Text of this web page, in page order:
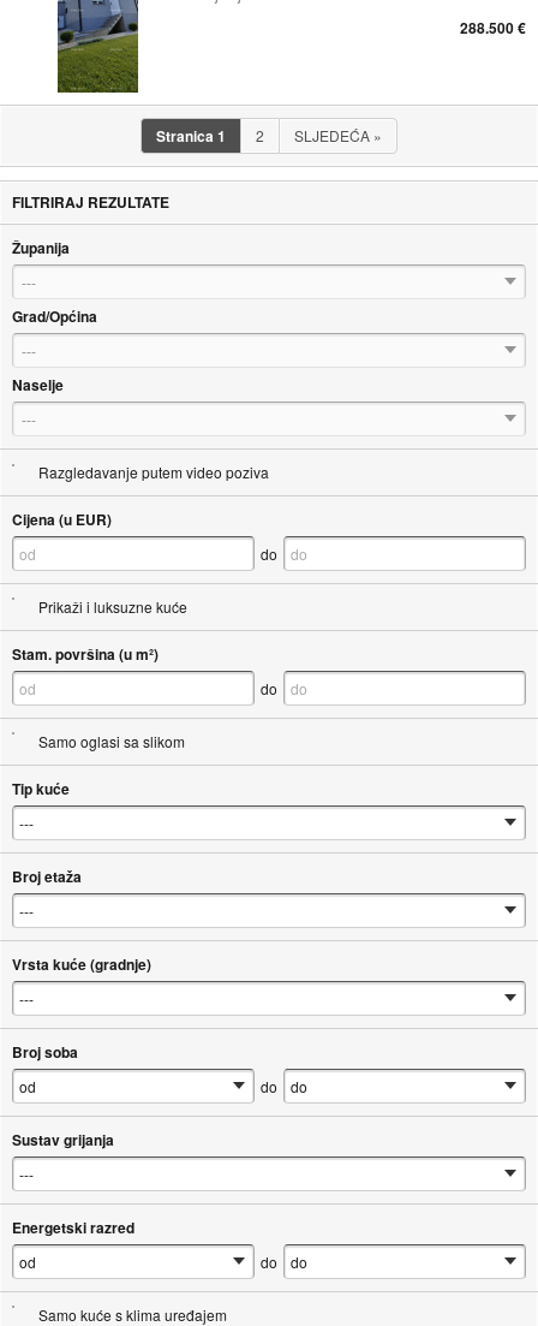
288.500 €
Stranica1 2 SLJEDEĆA »
FILTRIRAJ REZULTATE
Županija
---
Grad/Općina
---
Naselje
---
Razgledavanje putem video poziva
Cijena (u EUR)
do
Prikaži i luksuzne kuće
Stam. površina (u m²)
do
Samo oglasi sa slikom
Tip kuće
Broj etaža
Vrsta kuće (gradnje)
Broj soba
do
Sustav grijanja
Energetski razred
do
Samo kuće s klima uređajem